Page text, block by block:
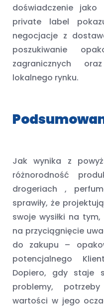
doświadczenie jako
private label
negocjacje z
poszukiwanie
zagranicznych
lokalnego rynku.
Jak wynika z
różnorodność
drogeriach ,
sprawiły, że
swoje wysiłki na
na przyciągnięcie
do zakupu –
potencjalnego
Dopiero, gdy staje
problemy,
wartości w jego